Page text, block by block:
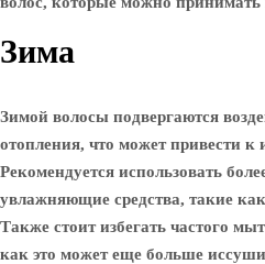
Зима
Зимой волосы подвергаются
отопления, что может привести к
Рекомендуется использовать
увлажняющие средства, такие
Также стоит избегать частого
как это может еще больше